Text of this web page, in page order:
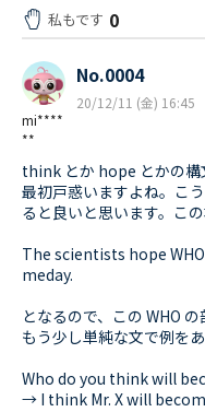
私もです 0
mi****
**
No.0004
20/12/11 (金) 16:45
think とか hope とかの構
最初戸惑いますよね。こ
ると良いと思います。この
The scientists hope
meday.
となるので、この WHO
もう少し単純な文で例を
Who do you think will
→ I think Mr. X will